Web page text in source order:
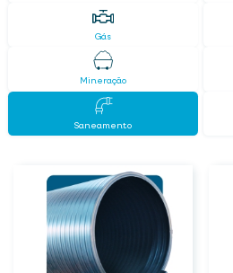
Gás
Mineração
Saneamento